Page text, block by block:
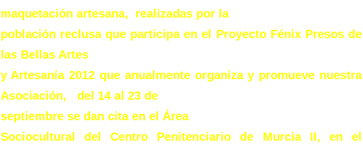
maquetación artesana, realizadas por la
población reclusa que participa en el Proyecto Fénix Presos de
las Bellas Artes
y Artesanía 2012 que anualmente organiza y promueve nuestra
Asociación, del 14 al 23 de
septiembre se dan cita en el Área
Sociocultural del Centro Penitenciario de Murcia II, en el